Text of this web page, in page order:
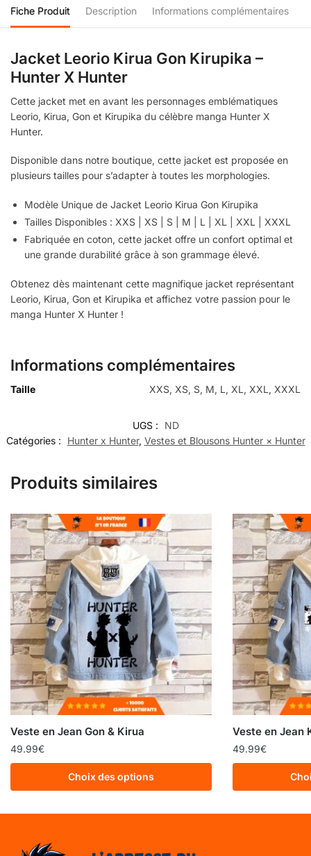
Fiche Produit Description Informations complémentaires
Jacket Leorio Kirua Gon Kirupika –
Hunter X Hunter
Cette jacket met en avant les personnages emblématiques
Leorio, Kirua, Gon et Kirupika du célèbre manga Hunter X
Hunter.
Disponible dans notre boutique, cette jacket est proposée en
plusieurs tailles pour s’adapter à toutes les morphologies.
Modèle Unique de Jacket Leorio Kirua Gon Kirupika
Tailles Disponibles : XXS | XS | S | M | L | XL | XXL | XXXL
Fabriquée en coton, cette jacket offre un confort optimal et
une grande durabilité grâce à son grammage élevé.
Obtenez dès maintenant cette magnifique jacket représentant
Leorio, Kirua, Gon et Kirupika et affichez votre passion pour le
manga Hunter X Hunter !
Informations complémentaires
Taille XXS, XS, S, M, L, XL, XXL, XXXL
UGS :
ND
Catégories :
Hunter x Hunter, Vestes et Blousons Hunter × Hunter
Produits similaires
Veste en Jean Gon & Kirua
49.99€
Choix des options
Veste en Jean
49.99€